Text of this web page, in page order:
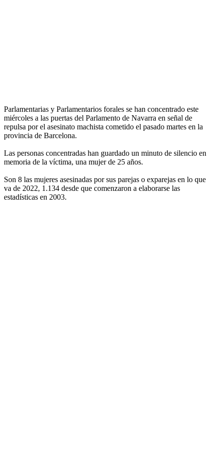
Parlamentarias y Parlamentarios forales se han concentrado este
miércoles a las puertas del Parlamento de Navarra en señal de
repulsa por el asesinato machista cometido el pasado martes en la
provincia de Barcelona.
Las personas concentradas han guardado un minuto de silencio en
memoria de la víctima, una mujer de 25 años.
Son 8 las mujeres asesinadas por sus parejas o exparejas en lo que
va de 2022, 1.134 desde que comenzaron a elaborarse las
estadísticas en 2003.